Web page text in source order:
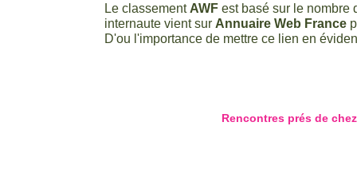
Le classement AWF est basé sur le nombre
internaute vient sur Annuaire Web France
D'ou l'importance de mettre ce lien en
Rencontres prés de